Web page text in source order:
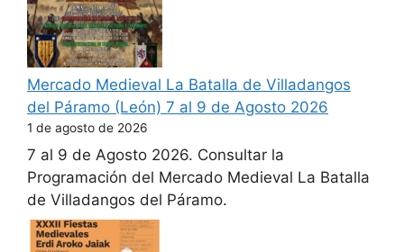
Mercado Medieval La Batalla de Villadangos
del Páramo (León) 7 al 9 de Agosto 2026
1 de agosto de 2026
7 al 9 de Agosto 2026. Consultar la
Programación del Mercado Medieval La Batalla
de Villadangos del Páramo.